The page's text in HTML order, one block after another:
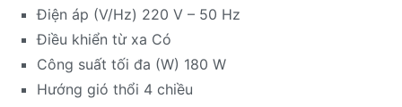
Điện áp (V/Hz) 220 V – 50 Hz
Điều khiển từ xa Có
Công suất tối đa (W) 180 W
Hướng gió thổi 4 chiều